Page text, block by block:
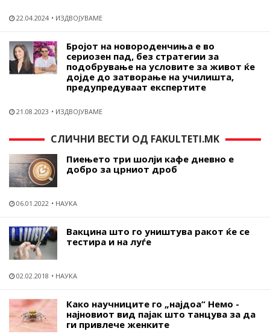
22.04.2024 ИЗДВОЈУВАМЕ
Бројот на новороденчиња е во
сериозен пад, без стратегии за
подобрување на условите за живот ќе
дојде до затворање на училишта,
предупредуваат експертите
21.08.2023 ИЗДВОЈУВАМЕ
СЛИЧНИ ВЕСТИ ОД FAKULTETI.MK
Пиењето три шолји кафе дневно е
добро за црниот дроб
06.01.2022 НАУКА
Вакцина што го уништува ракот ќе се
тестира и на луѓе
02.02.2018 НАУКА
Како научниците го „најдоа“ Немо -
најновиот вид пајак што танцува за да
ги привлече женките